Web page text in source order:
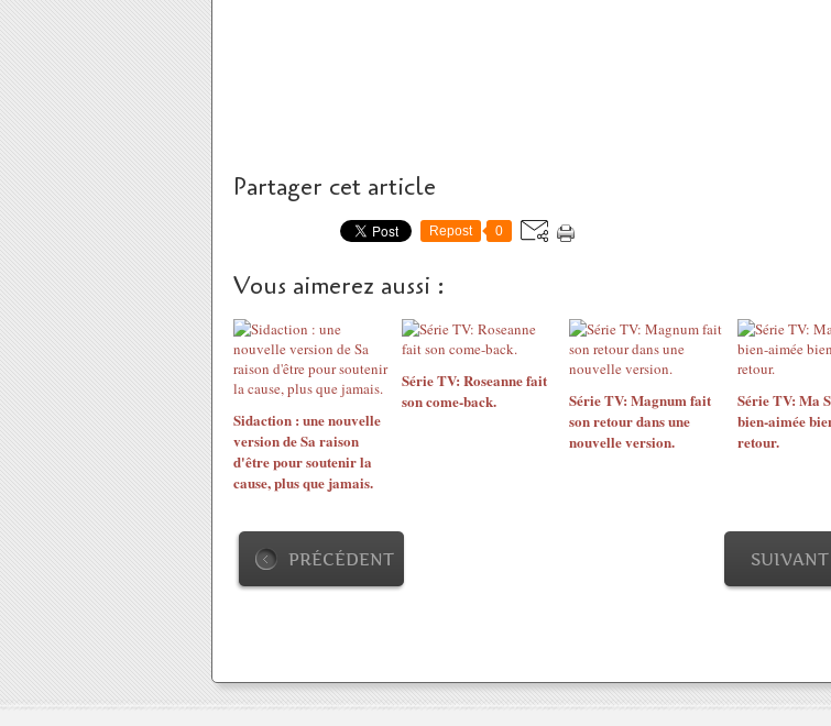
Partager cet article
Repost 0
Vous aimerez aussi :
Sidaction : une nouvelle
version de Sa raison
d'être pour soutenir la
cause, plus que jamais.
Série TV: Roseanne fait
son come-back.
Série TV: Magnum fait
son retour dans une
nouvelle version.
Série TV: Ma
bien-aimée
retour.
PRÉCÉDENT SUIVANT